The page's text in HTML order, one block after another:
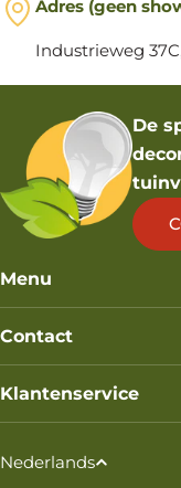
Adres (geen
Industrieweg
De
Menu
Contact
Klantenservice
T
Nederlands